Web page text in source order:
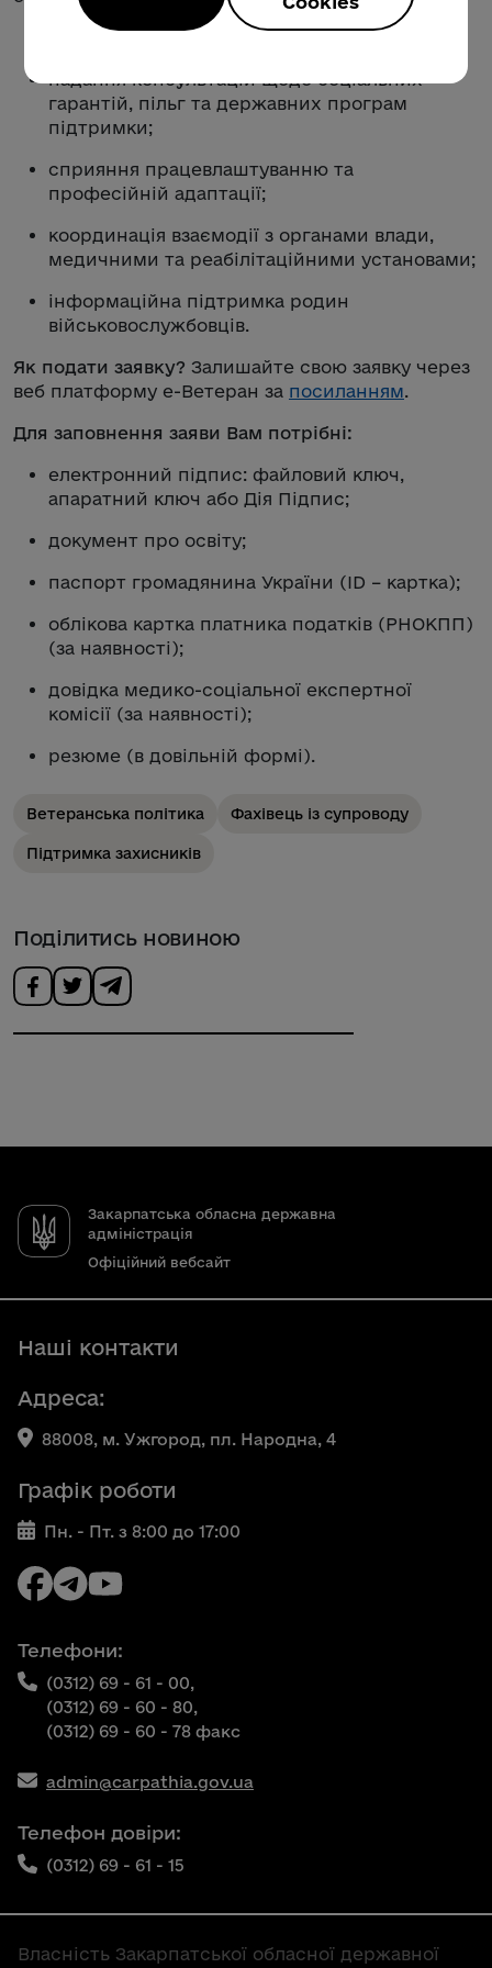
індивідуальний супровід ветеранів;
надання консультацій щодо соціальних
гарантій, пільг та державних програм
підтримки;
сприяння працевлаштуванню та
професійній адаптації;
координація взаємодії з органами влади,
медичними та реабілітаційними установами;
інформаційна підтримка родин
військовослужбовців.
Як подати заявку? Залишайте свою заявку через
веб платформу е-Ветеран за посиланням.
Для заповнення заяви Вам потрібні:
електронний підпис: файловий ключ,
апаратний ключ або Дія Підпис;
документ про освіту;
паспорт громадянина України (ID – картка);
облікова картка платника податків (РНОКПП)
(за наявності);
довідка медико-соціальної експертної
комісії (за наявності);
резюме (в довільній формі).
Ветеранська політика Фахівець із супроводу
Підтримка захисників
Поділитись новиною
Закарпатська обласна державна
адміністрація
Офіційний вебсайт
Наші контакти
Адреса:
88008, м. Ужгород, пл. Народна, 4
Графік роботи
Пн. - Пт. з 8:00 до 17:00
Телефони:
(0312) 69 - 61 - 00,
(0312) 69 - 60 - 80,
(0312) 69 - 60 - 78 факс
admin@carpathia.gov.ua
Телефон довіри:
(0312) 69 - 61 - 15
Власність Закарпатської обласної державної